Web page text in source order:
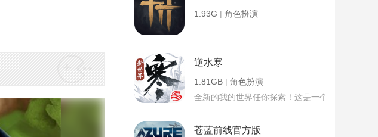
1.93G | 角色扮演
逆水寒
1.81GB | 角色扮演
全新的我的世界任你探索！这是一个小提示字段。
苍蓝前线官方版